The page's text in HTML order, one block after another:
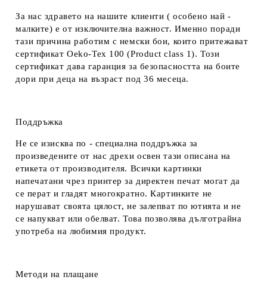
За нас здравето на нашите клиенти ( особено най -
малките) е от изключителна важност. Именно поради
тази причина работим с немски бои, които притежават
сертификат Oeko-Tex 100 (Product class 1). Този
сертификат дава гаранция за безопасността на боите
дори при деца на възраст под 36 месеца.
Поддръжка
Не се изисква по - специална поддръжка за
произведените от нас дрехи освен тази описана на
етикета от производителя. Всички картинки
напечатани чрез принтер за директен печат могат да
се перат и гладят многократно. Картинките не
нарушават своята цялост, не залепват по ютията и не
се напукват или обелват. Това позволява дълготрайна
употреба на любимия продукт.
Методи на плащане